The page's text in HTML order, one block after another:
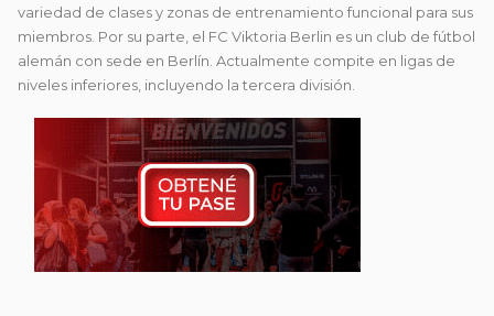
variedad de clases y zonas de entrenamiento funcional para sus
miembros. Por su parte, el FC Viktoria Berlin es un club de fútbol
alemán con sede en Berlín. Actualmente compite en ligas de
niveles inferiores, incluyendo la tercera división.